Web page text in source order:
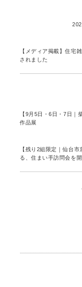
【メディア掲載】住宅
されました
【9月5日・6日・7日｜
作品展
【残り2組限定｜仙台
る、住まい手訪問会を